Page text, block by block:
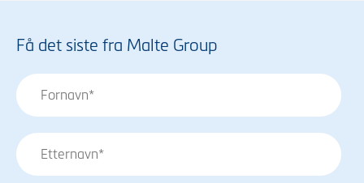
Få det siste fra Malte Group